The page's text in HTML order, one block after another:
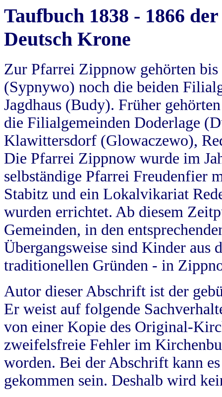
Taufbuch 1838 - 1866
Deutsch Krone
Zur Pfarrei Zippnow gehörten
(Sypnywo) noch die beiden
Jagdhaus (Budy). Früher
die Filialgemeinden Doderlage
Klawittersdorf (Glowaczewo),
Die Pfarrei Zippnow wurde im
selbständige Pfarrei Freudenfier
Stabitz und ein Lokalvikariat
wurden errichtet. Ab diesem
Gemeinden, in den
Übergangsweise sind Kinder aus
traditionellen Gründen - in
Autor dieser Abschrift ist der
Er weist auf folgende
von einer Kopie des Original-
zweifelsfreie Fehler im
worden. Bei der Abschrift kann
gekommen sein. Deshalb wird